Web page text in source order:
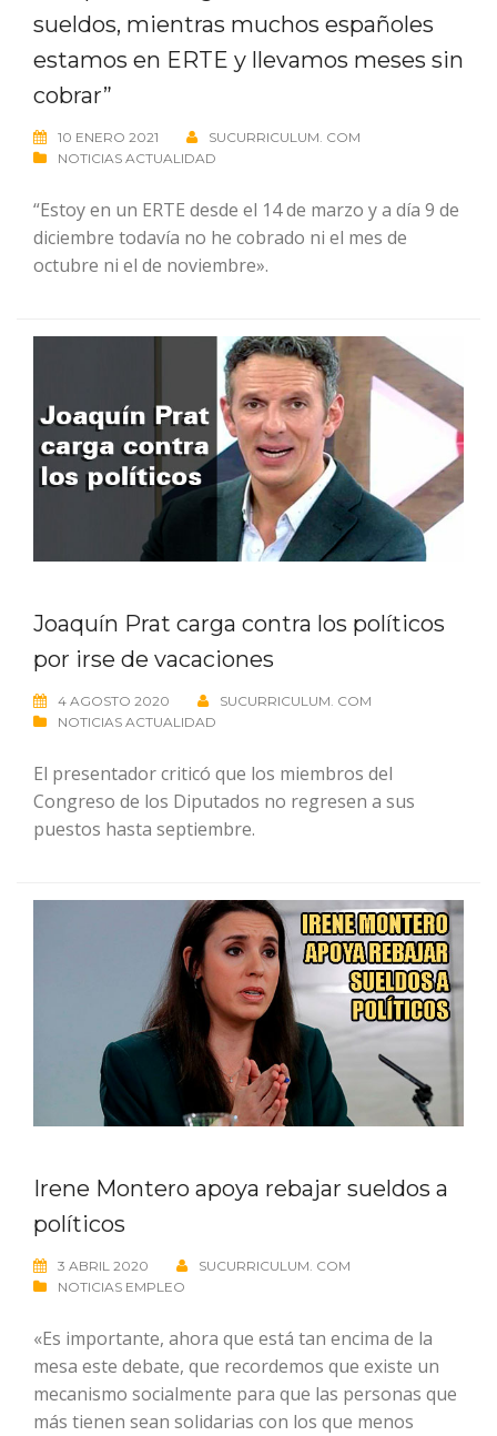
sueldos, mientras muchos españoles
estamos en ERTE y llevamos meses sin
cobrar”
10 ENERO 2021
SUCURRICULUM. COM
NOTICIAS ACTUALIDAD
“Estoy en un ERTE desde el 14 de marzo y a día 9 de
diciembre todavía no he cobrado ni el mes de
octubre ni el de noviembre».
Joaquín Prat carga contra los políticos
por irse de vacaciones
4 AGOSTO 2020
SUCURRICULUM. COM
NOTICIAS ACTUALIDAD
El presentador criticó que los miembros del
Congreso de los Diputados no regresen a sus
puestos hasta septiembre.
Irene Montero apoya rebajar sueldos a
políticos
3 ABRIL 2020
SUCURRICULUM. COM
NOTICIAS EMPLEO
«Es importante, ahora que está tan encima de la
mesa este debate, que recordemos que existe un
mecanismo socialmente para que las personas que
más tienen sean solidarias con los que menos